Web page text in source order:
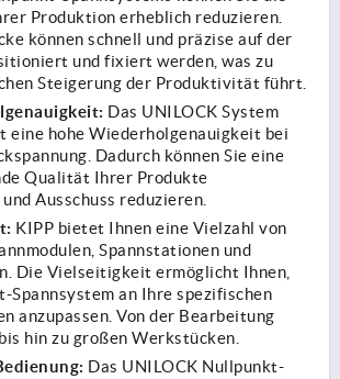
Produktion erheblich reduzieren.
können schnell und präzise auf der
und fixiert werden, was zu
Steigerung der Produktivität führt.
Das UNILOCK System
eine hohe Wiederholgenauigkeit bei
Dadurch können Sie eine
Qualität Ihrer Produkte
Ausschuss reduzieren.
KIPP bietet Ihnen eine Vielzahl von
Spannstationen und
Die Vielseitigkeit ermöglicht Ihnen,
Spannsystem an Ihre spezifischen
anzupassen. Von der Bearbeitung
hin zu großen Werkstücken.
Das UNILOCK Nullpunkt-